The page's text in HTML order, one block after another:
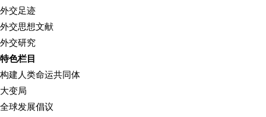
外交足迹
外交思想文献
外交研究
特色栏目
构建人类命运共同体
大变局
全球发展倡议